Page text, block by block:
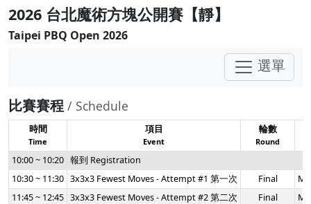
2026 台北魔術方塊公開賽【靜】
Taipei PBQ Open 2026
選單
比賽賽程 / Schedule
時間
Time
項目
Event
輪數
Round
10:00 ~ 10:20 報到 Registration
10:30 ~ 11:30 3x3x3 Fewest Moves - Attempt #1 第一次 Final
11:45 ~ 12:45 3x3x3 Fewest Moves - Attempt #2 第二次 Final